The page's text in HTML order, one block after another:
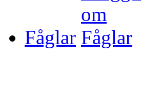
Fåglar